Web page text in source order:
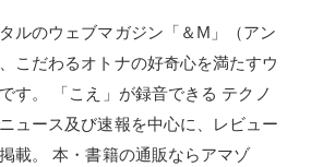
ルのウェブマガジン「＆M」（アン
こだわるオトナの好奇心を満たすウ
す。 「こえ」が録音できる テクノ
ュース及び速報を中心に、レビュー
載。 本・書籍の通販ならアマゾ